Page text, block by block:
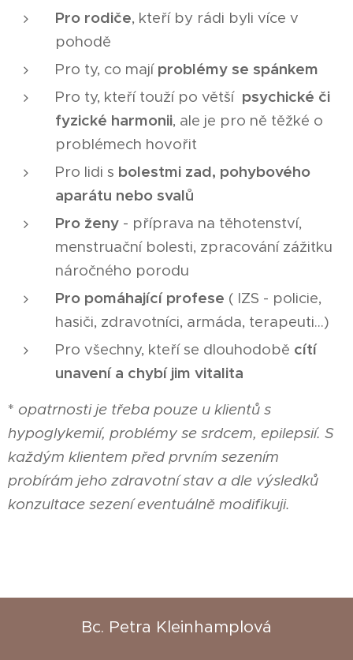
Pro rodiče, kteří by rádi byli více v
pohodě
Pro ty, co mají problémy se spánkem
Pro ty, kteří touží po větší psychické či
fyzické harmonii, ale je pro ně těžké o
problémech hovořit
Pro lidi s bolestmi zad, pohybového
aparátu nebo svalů
Pro ženy - příprava na těhotenství,
menstruační bolesti, zpracování zážitku
náročného porodu
Pro pomáhající profese ( IZS - policie,
hasiči, zdravotníci, armáda, terapeuti...)
Pro všechny, kteří se dlouhodobě cítí
unavení a chybí jim vitalita
* opatrnosti je třeba pouze u klientů s
hypoglykemií, problémy se srdcem, epilepsií. S
každým klientem před prvním sezením
probírám jeho zdravotní stav a dle výsledků
konzultace sezení eventuálně modifikuji.
Bc. Petra Kleinhamplová